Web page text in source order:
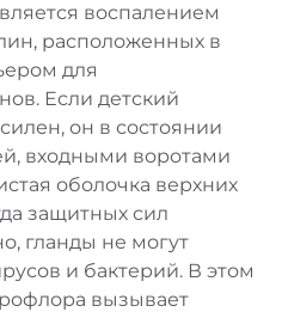
воспалением
расположенных в
для
Если детский
он в состоянии
входными воротами
оболочка верхних
защитных сил
гланды не могут
и бактерий. В этом
вызывает